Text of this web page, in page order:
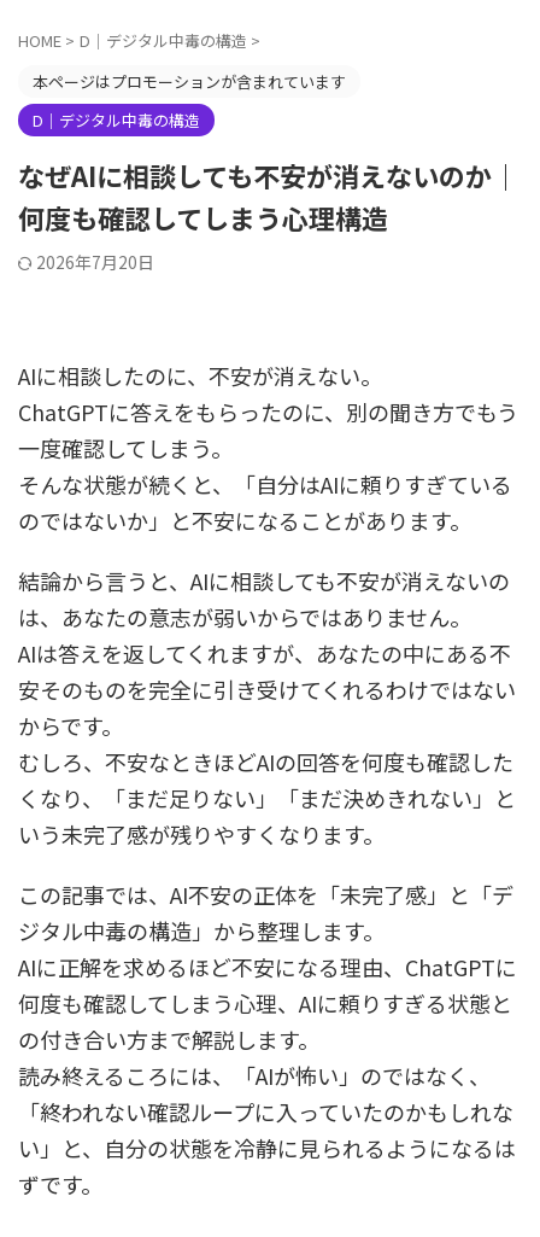
HOME > D｜デジタル中毒の構造 >
本ページはプロモーションが含まれています
D｜デジタル中毒の構造
なぜAIに相談しても不安が消えないのか｜
何度も確認してしまう心理構造
2026年7月20日
AIに相談したのに、不安が消えない。
ChatGPTに答えをもらったのに、別の聞き方でもう
一度確認してしまう。
そんな状態が続くと、「自分はAIに頼りすぎている
のではないか」と不安になることがあります。
結論から言うと、AIに相談しても不安が消えないの
は、あなたの意志が弱いからではありません。
AIは答えを返してくれますが、あなたの中にある不
安そのものを完全に引き受けてくれるわけではない
からです。
むしろ、不安なときほどAIの回答を何度も確認した
くなり、「まだ足りない」「まだ決めきれない」と
いう未完了感が残りやすくなります。
この記事では、AI不安の正体を「未完了感」と「デ
ジタル中毒の構造」から整理します。
AIに正解を求めるほど不安になる理由、ChatGPTに
何度も確認してしまう心理、AIに頼りすぎる状態と
の付き合い方まで解説します。
読み終えるころには、「AIが怖い」のではなく、
「終われない確認ループに入っていたのかもしれな
い」と、自分の状態を冷静に見られるようになるは
ずです。